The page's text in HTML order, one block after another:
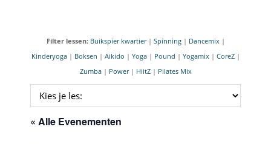
Filter lessen: Buikspier kwartier| Spinning| Dancemix|
Kinderyoga| Boksen | Aikido | Yoga| Pound | Yogamix| CoreZ|
Zumba| Power| HiitZ| Pilates Mix
« Alle Evenementen